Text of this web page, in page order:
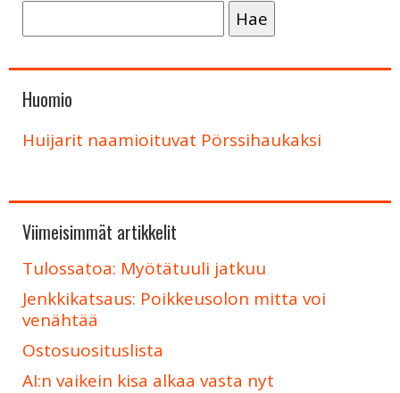
Huomio
Huijarit naamioituvat Pörssihaukaksi
Viimeisimmät artikkelit
Tulossatoa: Myötätuuli jatkuu
Jenkkikatsaus: Poikkeusolon mitta voi
venähtää
Ostosuosituslista
AI:n vaikein kisa alkaa vasta nyt